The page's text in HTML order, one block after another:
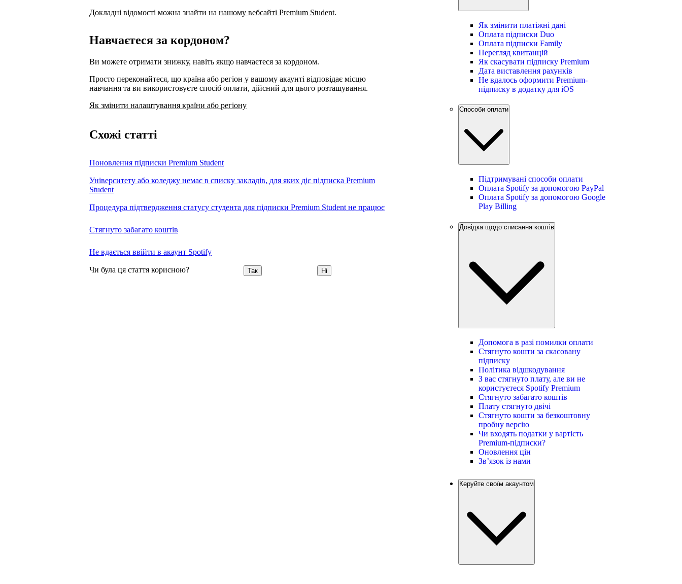
Докладні відомості можна знайти на нашому вебсайті Premium Student.
Навчаєтеся за кордоном?
Ви можете отримати знижку, навіть якщо навчаєтеся за кордоном.
Просто переконайтеся, що країна або регіон у вашому акаунті відповідає місцю
навчання та ви використовуєте спосіб оплати, дійсний для цього розташування.
Як змінити налаштування країни або регіону
Схожі статті
Поновлення підписки Premium Student
Університету або коледжу немає в списку закладів, для яких діє підписка Premium
Student
Процедура підтвердження статусу студента для підписки Premium Student не працює
Стягнуто забагато коштів
Не вдається ввійти в акаунт Spotify
Чи була ця стаття корисною? Так Ні
Як змінити платіжні дані
Оплата підписки Duo
Оплата підписки Family
Перегляд квитанцій
Як скасувати підписку Premium
Дата виставлення рахунків
Не вдалось оформити Premium-
підписку в додатку для iOS
Способи оплати
Підтримувані способи оплати
Оплата Spotify за допомогою PayPal
Оплата Spotify за допомогою Google
Play Billing
Довідка щодо списання коштів
Допомога в разі помилки оплати
Стягнуто кошти за скасовану
підписку
Політика відшкодування
З вас стягнуто плату, але ви не
користуєтеся Spotify Premium
Стягнуто забагато коштів
Плату стягнуто двічі
Стягнуто кошти за безкоштовну
пробну версію
Чи входять податки у вартість
Premium-підписки?
Оновлення цін
Зв’язок із нами
Керуйте своїм акаунтом